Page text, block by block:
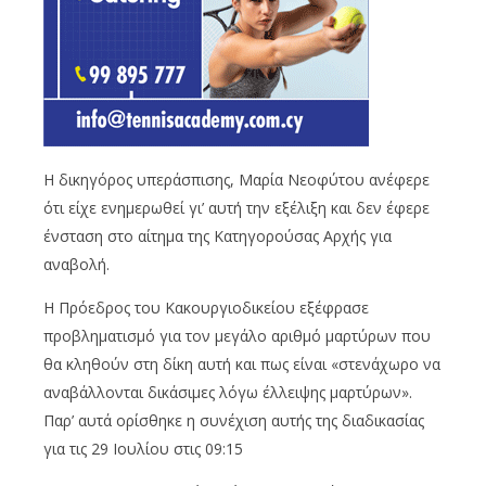
Η δικηγόρος υπεράσπισης, Μαρία Νεοφύτου ανέφερε
ότι είχε ενημερωθεί γι’ αυτή την εξέλιξη και δεν έφερε
ένσταση στο αίτημα της Κατηγορούσας Αρχής για
αναβολή.
Η Πρόεδρος του Κακουργιοδικείου εξέφρασε
προβληματισμό για τον μεγάλο αριθμό μαρτύρων που
θα κληθούν στη δίκη αυτή και πως είναι «στενάχωρο να
αναβάλλονται δικάσιμες λόγω έλλειψης μαρτύρων».
Παρ’ αυτά ορίσθηκε η συνέχιση αυτής της διαδικασίας
για τις 29 Ιουλίου στις 09:15